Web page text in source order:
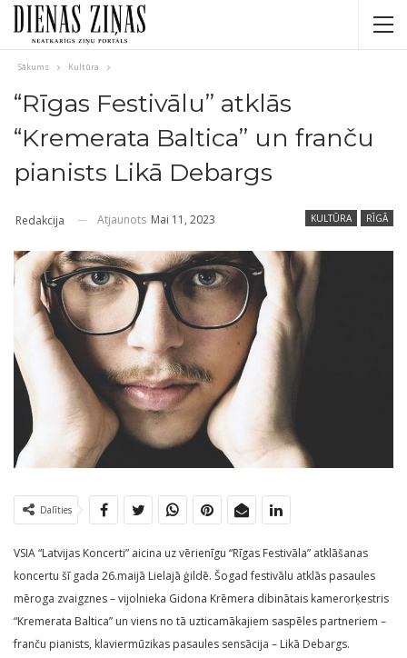
Sākums Kultūra
“Rīgas Festivālu” atklās
“Kremerata Baltica” un franču
pianists Likā Debargs
KULTŪRA RĪGĀ
Redakcija Atjaunots Mai 11, 2023
Dalīties
VSIA “Latvijas Koncerti” aicina uz vērienīgu “Rīgas Festivāla” atklāšanas
koncertu šī gada 26.maijā Lielajā ģildē. Šogad festivālu atklās pasaules
mēroga zvaigznes – vijolnieka Gidona Krēmera dibinātais kamerorķestris
“Kremerata Baltica” un viens no tā uzticamākajiem saspēles partneriem –
franču pianists, klaviermūzikas pasaules sensācija – Likā Debargs.